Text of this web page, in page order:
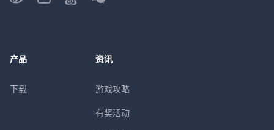
产品
下载
资讯
游戏攻略
有奖活动